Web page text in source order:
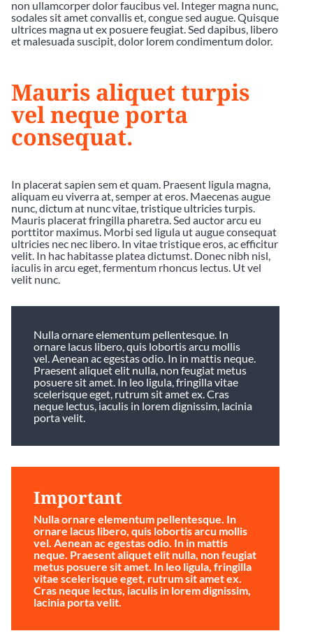
non ullamcorper dolor faucibus vel. Integer magna nunc,
sodales sit amet convallis et, congue sed augue. Quisque
ultrices magna ut ex posuere feugiat. Sed dapibus, libero
et malesuada suscipit, dolor lorem condimentum dolor.
Mauris aliquet turpis
vel neque porta
consequat.
In placerat sapien sem et quam. Praesent ligula magna,
aliquam eu viverra at, semper at eros. Maecenas augue
nunc, dictum at nunc vitae, tristique ultricies turpis.
Mauris placerat fringilla pharetra. Sed auctor arcu eu
porttitor maximus. Morbi sed ligula ut augue consequat
ultricies nec nec libero. In vitae tristique eros, ac efficitur
velit. In hac habitasse platea dictumst. Donec nibh nisl,
iaculis in arcu eget, fermentum rhoncus lectus. Ut vel
velit nunc.
Nulla ornare elementum pellentesque. In
ornare lacus libero, quis lobortis arcu mollis
vel. Aenean ac egestas odio. In in mattis neque.
Praesent aliquet elit nulla, non feugiat metus
posuere sit amet. In leo ligula, fringilla vitae
scelerisque eget, rutrum sit amet ex. Cras
neque lectus, iaculis in lorem dignissim, lacinia
porta velit.
Important
Nulla ornare elementum pellentesque. In
ornare lacus libero, quis lobortis arcu mollis
vel. Aenean ac egestas odio. In in mattis
neque. Praesent aliquet elit nulla, non feugiat
metus posuere sit amet. In leo ligula, fringilla
vitae scelerisque eget, rutrum sit amet ex.
Cras neque lectus, iaculis in lorem dignissim,
lacinia porta velit.